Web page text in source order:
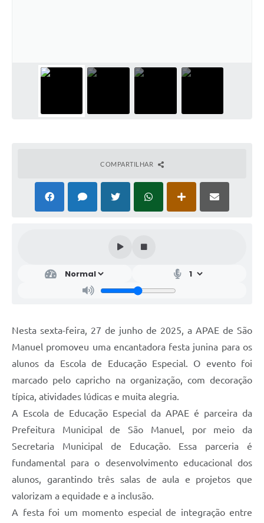
COMPARTILHAR
Nesta sexta-feira, 27 de junho de 2025, a APAE de São
Manuel promoveu uma encantadora festa junina para os
alunos da Escola de Educação Especial. O evento foi
marcado pelo capricho na organização, com decoração
típica, atividades lúdicas e muita alegria.
A Escola de Educação Especial da APAE é parceira da
Prefeitura Municipal de São Manuel, por meio da
Secretaria Municipal de Educação. Essa parceria é
fundamental para o desenvolvimento educacional dos
alunos, garantindo três salas de aula e projetos que
valorizam a equidade e a inclusão.
A festa foi um momento especial de integração entre